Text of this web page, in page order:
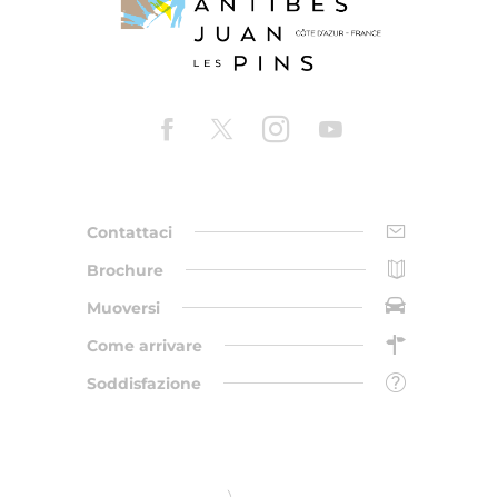
Contattaci
Brochure
Muoversi
Come arrivare
Soddisfazione